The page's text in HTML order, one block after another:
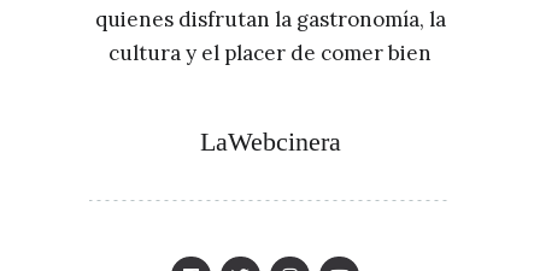
quienes disfrutan la gastronomía, la
cultura y el placer de comer bien
LaWebcinera